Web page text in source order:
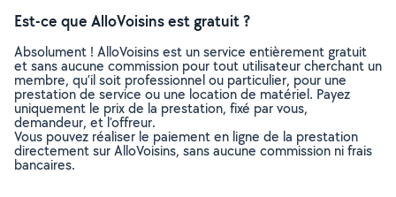
Est-ce que AlloVoisins est gratuit ?
Absolument ! AlloVoisins est un service entièrement gratuit
et sans aucune commission pour tout utilisateur cherchant un
membre, qu’il soit professionnel ou particulier, pour une
prestation de service ou une location de matériel. Payez
uniquement le prix de la prestation, fixé par vous,
demandeur, et l’offreur.
Vous pouvez réaliser le paiement en ligne de la prestation
directement sur AlloVoisins, sans aucune commission ni frais
bancaires.